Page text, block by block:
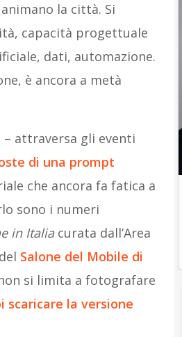
la città. Si
capacità progettuale
dati, automazione.
è ancora a metà
attraversa gli eventi
di una prompt
che ancora fa fatica a
sono i numeri
in Italiacurata dall’Area
Salone del Mobile di
si limita a fotografare
scaricare la versione